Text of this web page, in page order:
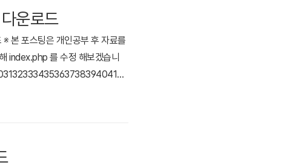
운로드
본 포스팅은 개인공부 후 자료를
index.php 를 수정 해보겠습니